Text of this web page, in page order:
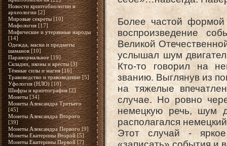
Новости криптобиологии и
археологии [2]
Мировые секреты [10]
Мифология [17]
Мифические и утерянные народы
[14]
Одежда, маски и предметы
шаманов [10]
Паранормальное [19]
Складни, иконы и кресты [3]
Тёмные силы и магия [16]
Травоведство и травоведение [5]
Уфология (НЛО) [10]
Шифры и криптография [2]
Монеты [34]
Монеты Александра Третьего
[45]
Монеты Александра Второго
[39]
Монеты Александра Первого [9]
Монеты Екатерины Второй [5]
Монеты Екатерины Первой [7]
Более частой формой
воспроизведение
Великой
услышал шум
Кто-то говорил на
званию. Выглянув из
на тяжелые
случае. Но ровно
немецкую речь, шум
располагался
Этот случай - яркое